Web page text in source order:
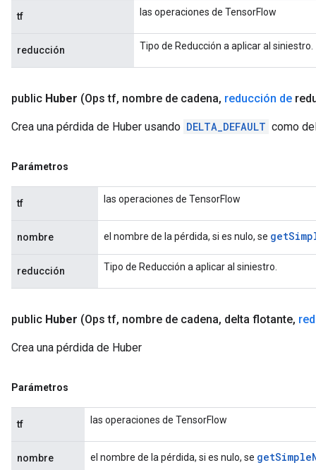
tf las operaciones de TensorFlow
reducción Tipo de Reducción a aplicar al siniestro.
public Huber (Ops tf, nombre de cadena, reducción de
Crea una pérdida de Huber usando DELTA_DEFAULT como
Parámetros
tf las operaciones de TensorFlow
nombre el nombre de la pérdida, si es nulo, se get
reducción Tipo de Reducción a aplicar al siniestro.
public Huber (Ops tf, nombre de cadena, delta flotante,
Crea una pérdida de Huber
Parámetros
tf las operaciones de TensorFlow
nombre el nombre de la pérdida, si es nulo, se getSimple